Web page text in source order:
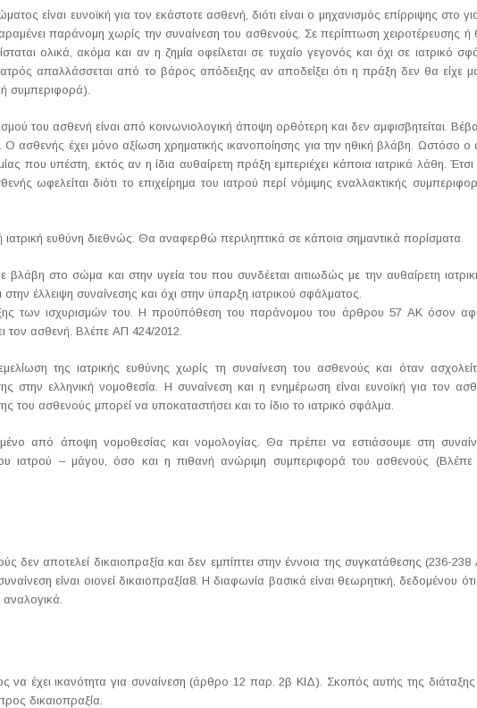
είναι ευνοϊκή για τον εκάστοτε ασθενή, διότι είναι ο μηχανισμός επίρριψης στο
παράνομη χωρίς την συναίνεση του ασθενούς. Σε περίπτωση χειροτέρευσης ή
ολικά, ακόμα και αν η ζημία οφείλεται σε τυχαίο γεγονός και όχι σε ιατρικό
απαλλάσσεται από το βάρος απόδειξης αν αποδείξει ότι η πράξη δεν θα είχε
συμπεριφορά).
του ασθενή είναι από κοινωνιολογική άποψη ορθότερη και δεν αμφισβητείται.
Ο ασθενής έχει μόνο αξίωση χρηματικής ικανοποίησης για την ηθική βλάβη. Ωστόσο ο
που υπέστη, εκτός αν η ίδια αυθαίρετη πράξη εμπεριέχει κάποια ιατρικά λάθη. Έτσι
ωφελείται διότι το επιχείρημα του ιατρού περί νόμιμης εναλλακτικής
ευθύνη διεθνώς. Θα αναφερθώ περιληπτικά σε κάποια σημαντικά πορίσματα.
στο σώμα και στην υγεία του που συνδέεται αιτιωδώς με την αυθαίρετη
έλλειψη συναίνεσης και όχι στην ύπαρξη ιατρικού σφάλματος.
των ισχυρισμών του. Η προϋπόθεση του παράνομου του άρθρου 57 ΑΚ όσον
τον ασθενή. Βλέπε ΑΠ 424/2012.
της ιατρικής ευθύνης χωρίς τη συναίνεση του ασθενούς και όταν
στην ελληνική νομοθεσία. Η συναίνεση και η ενημέρωση είναι ευνοϊκή για τον
ασθενούς μπορεί να υποκαταστήσει και το ίδιο το ιατρικό σφάλμα.
από άποψη νομοθεσίας και νομολογίας. Θα πρέπει να εστιάσουμε στη
ιατρού – μάγου, όσο και η πιθανή ανώριμη συμπεριφορά του ασθενούς
αποτελεί δικαιοπραξία και δεν εμπίπτει στην έννοια της συγκατάθεσης (236-238
είναι οιονεί δικαιοπραξία8. Η διαφωνία βασικά είναι θεωρητική, δεδομένου ότι
να έχει ικανότητα για συναίνεση (άρθρο 12 παρ. 2β ΚΙΔ). Σκοπός αυτής της
δικαιοπραξία.